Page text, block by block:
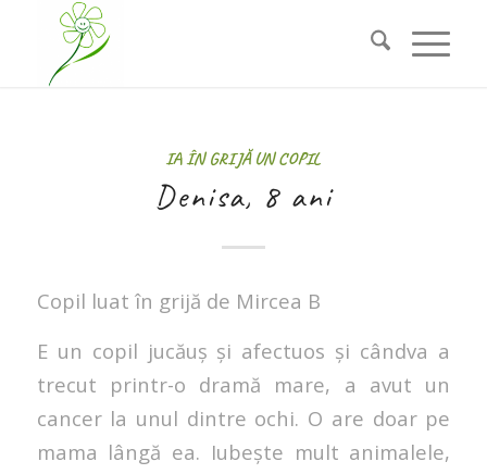
IA ÎN GRIJĂ UN COPIL
Denisa, 8 ani
Copil luat în grijă de Mircea B
E un copil jucăuș și afectuos și cândva a
trecut printr-o dramă mare, a avut un
cancer la unul dintre ochi. O are doar pe
mama lângă ea. Iubește mult animalele,